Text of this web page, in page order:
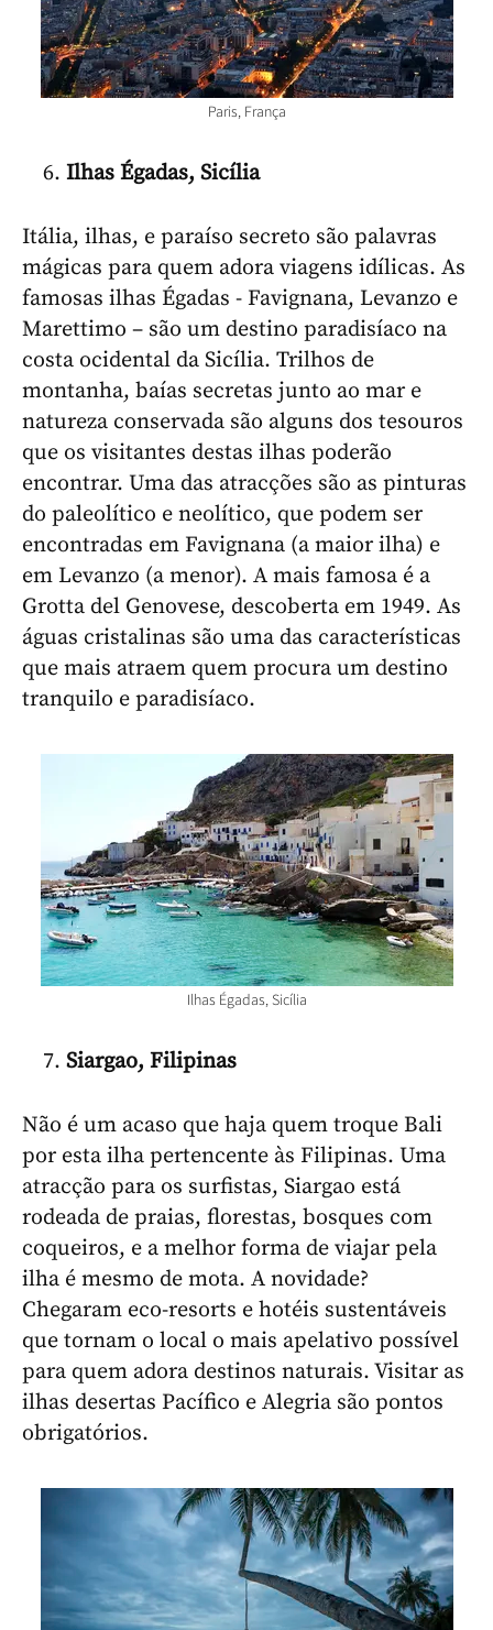
Paris, França
Ilhas Égadas, Sicília
Itália, ilhas, e paraíso secreto são palavras
mágicas para quem adora viagens idílicas. As
famosas ilhas Égadas - Favignana, Levanzo e
Marettimo – são um destino paradisíaco na
costa ocidental da Sicília. Trilhos de
montanha, baías secretas junto ao mar e
natureza conservada são alguns dos tesouros
que os visitantes destas ilhas poderão
encontrar. Uma das atracções são as pinturas
do paleolítico e neolítico, que podem ser
encontradas em Favignana (a maior ilha) e
em Levanzo (a menor). A mais famosa é a
Grotta del Genovese, descoberta em 1949. As
águas cristalinas são uma das características
que mais atraem quem procura um destino
tranquilo e paradisíaco.
Ilhas Égadas, Sicília
Siargao, Filipinas
Não é um acaso que haja quem troque Bali
por esta ilha pertencente às Filipinas. Uma
atracção para os surfistas, Siargao está
rodeada de praias, florestas, bosques com
coqueiros, e a melhor forma de viajar pela
ilha é mesmo de mota. A novidade?
Chegaram eco-resorts e hotéis sustentáveis
que tornam o local o mais apelativo possível
para quem adora destinos naturais. Visitar as
ilhas desertas Pacífico e Alegria são pontos
obrigatórios.